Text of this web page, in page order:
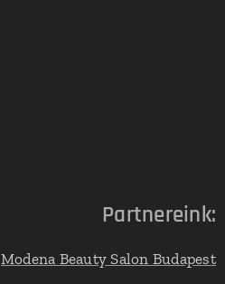
Partnereink:
Modena Beauty Salon Budapest